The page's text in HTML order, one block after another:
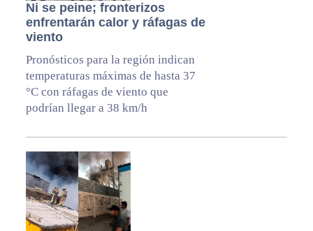
Ni se peine; fronterizos
enfrentarán calor y ráfagas de
viento
Pronósticos para la región indican
temperaturas máximas de hasta 37
°C con ráfagas de viento que
podrían llegar a 38 km/h